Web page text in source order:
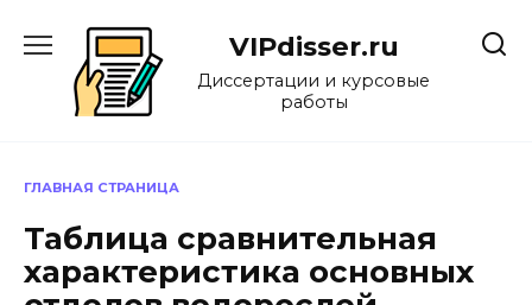
содержанию
VIPdisser.ru
Диссертации и курсовые
работы
ГЛАВНАЯ СТРАНИЦА
Таблица сравнительная
характеристика основных